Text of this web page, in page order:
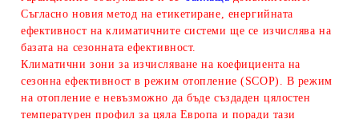
Съгласно новия метод на етикетиране, енергийната
ефективност на климатичните системи ще се изчислява на
базата на сезонната ефективност.
Климатични зони за изчисляванена коефициента на
сезонна ефективност в режим отопление (SCOP). В режим
на отопление е невъзможно да бъде създаден цялостен
температурен профил за цяла Европа и поради тази